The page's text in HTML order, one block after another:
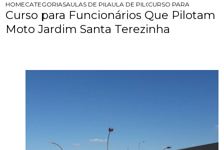
HOMECATEGORIASAULAS DE PILOTAGEM PARA EMPRESAS
AULA DE PILOTAGEM PARA
CURSO PARA
Curso para Funcionários Que Pilotam
Moto Jardim Santa Terezinha